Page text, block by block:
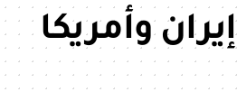
وأمريكا